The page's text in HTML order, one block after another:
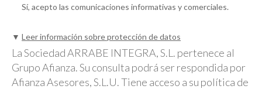
Sí, acepto las comunicaciones informativas y comerciales.
▼ Leer información sobre protección de datos
La Sociedad ARRABE INTEGRA, S.L. pertenece al
Grupo Afianza. Su consulta podrá ser respondida por
Afianza Asesores, S.L.U. Tiene acceso a su política de